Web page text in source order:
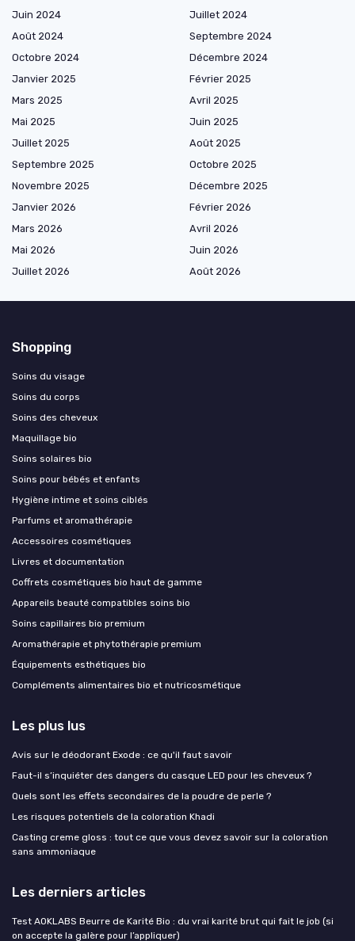
Juin 2024
Juillet 2024
Août 2024
Septembre 2024
Octobre 2024
Décembre 2024
Janvier 2025
Février 2025
Mars 2025
Avril 2025
Mai 2025
Juin 2025
Juillet 2025
Août 2025
Septembre 2025
Octobre 2025
Novembre 2025
Décembre 2025
Janvier 2026
Février 2026
Mars 2026
Avril 2026
Mai 2026
Juin 2026
Juillet 2026
Août 2026
Shopping
Soins du visage
Soins du corps
Soins des cheveux
Maquillage bio
Soins solaires bio
Soins pour bébés et enfants
Hygiène intime et soins ciblés
Parfums et aromathérapie
Accessoires cosmétiques
Livres et documentation
Coffrets cosmétiques bio haut de gamme
Appareils beauté compatibles soins bio
Soins capillaires bio premium
Aromathérapie et phytothérapie premium
Équipements esthétiques bio
Compléments alimentaires bio et nutricosmétique
Les plus lus
Avis sur le déodorant Exode : ce qu'il faut savoir
Faut-il s’inquiéter des dangers du casque LED pour les cheveux ?
Quels sont les effets secondaires de la poudre de perle ?
Les risques potentiels de la coloration Khadi
Casting creme gloss : tout ce que vous devez savoir sur la coloration
sans ammoniaque
Les derniers articles
Test AOKLABS Beurre de Karité Bio : du vrai karité brut qui fait le job (si
on accepte la galère pour l’appliquer)